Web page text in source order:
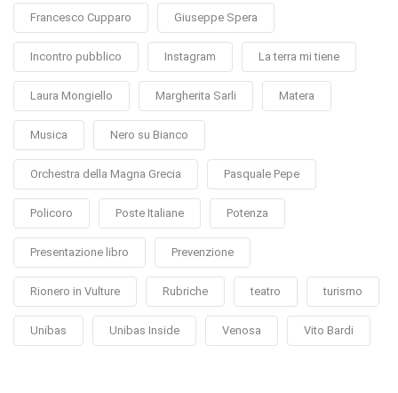
Francesco Cupparo Giuseppe Spera
Incontro pubblico Instagram La terra mi tiene
Laura Mongiello Margherita Sarli Matera
Musica Nero su Bianco
Orchestra della Magna Grecia Pasquale Pepe
Policoro Poste Italiane Potenza
Presentazione libro Prevenzione
Rionero in Vulture Rubriche teatro turismo
Unibas Unibas Inside Venosa Vito Bardi